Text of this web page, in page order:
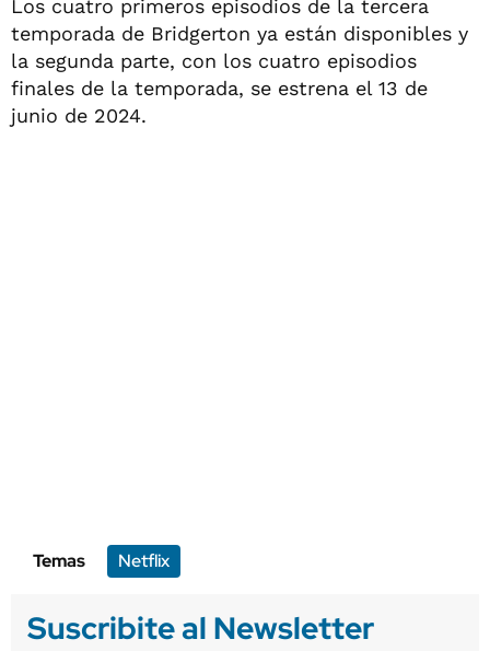
Los cuatro primeros episodios de la tercera
temporada de Bridgerton ya están disponibles y
la segunda parte, con los cuatro episodios
finales de la temporada, se estrena el 13 de
junio de 2024.
Temas Netflix
Suscribite al Newsletter